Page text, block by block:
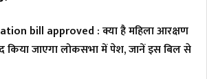
bill approved : क्या है महिला आरक्षण
किया जाएगा लोकसभा में पेश, जानें इस बिल से